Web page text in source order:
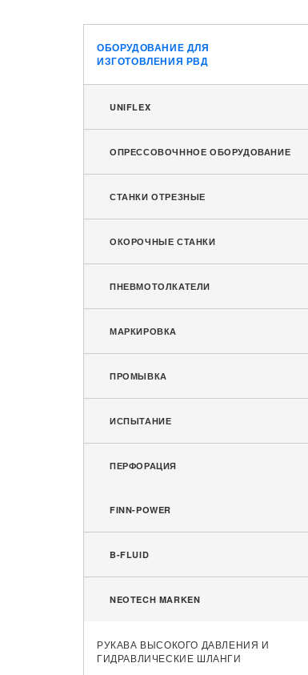
ОБОРУДОВАНИЕ ДЛЯ
ИЗГОТОВЛЕНИЯ РВД
UNIFLEX
ОПРЕССОВОЧННОЕ ОБОРУДОВАНИЕ
СТАНКИ ОТРЕЗНЫЕ
ОКОРОЧНЫЕ СТАНКИ
ПНЕВМОТОЛКАТЕЛИ
МАРКИРОВКА
ПРОМЫВКА
ИСПЫТАНИЕ
ПЕРФОРАЦИЯ
FINN-POWER
B-FLUID
NEOTECH MARKEN
РУКАВА ВЫСОКОГО ДАВЛЕНИЯ И
ГИДРАВЛИЧЕСКИЕ ШЛАНГИ